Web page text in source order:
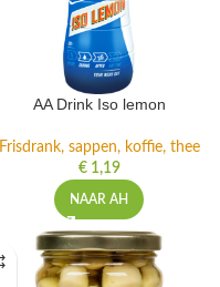
AA Drink Iso lemon
Frisdrank, sappen, koffie, thee
€1,19
NAAR AH